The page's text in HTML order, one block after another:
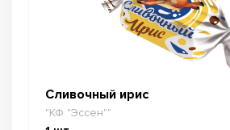
Сливочный ирис
"КФ "Эссен""